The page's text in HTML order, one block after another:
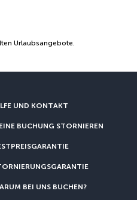
Urlaubsangebote.
UND KONTAKT
BUCHUNG STORNIEREN
BEI UNS BUCHEN?